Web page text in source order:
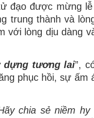
đạo được mừng
trung thành và
với lòng dịu dàng
dựng tương lai”,
phục hồi, sự ấm
chia sẻ niềm hy